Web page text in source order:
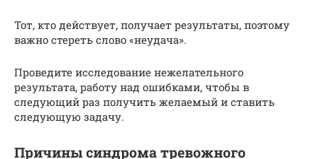
Тот, кто действует, получает результаты, поэтому
важно стереть слово «неудача».
Проведите исследование нежелательного
результата, работу над ошибками, чтобы в
следующий раз получить желаемый и ставить
следующую задачу.
Причины синдрома тревожного